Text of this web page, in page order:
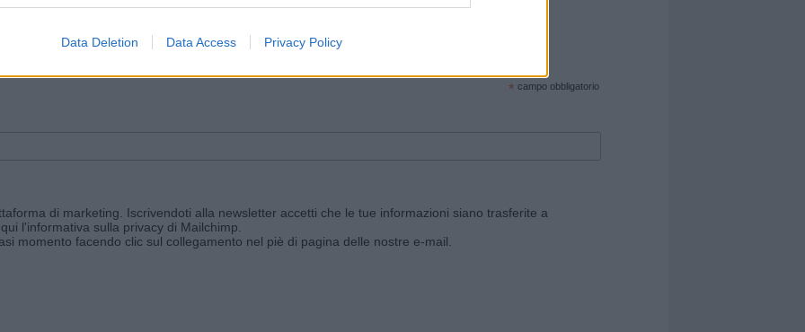
Data Deletion Data Access Privacy Policy
e ricevi le nostre email periodiche contenenti le ultime notizie pubblicate sul sito web!
* campo obbligatorio
di marketing. Iscrivendoti alla newsletter accetti che le tue informazioni siano trasferite a
l'informativa sulla privacy di Mailchimp
momento facendo clic sul collegamento nel piè di pagina delle nostre e-mail.